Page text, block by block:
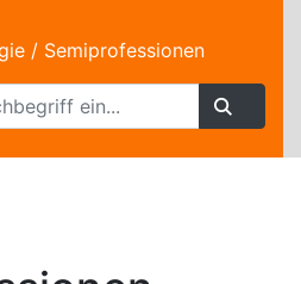
/ Semiprofessionen